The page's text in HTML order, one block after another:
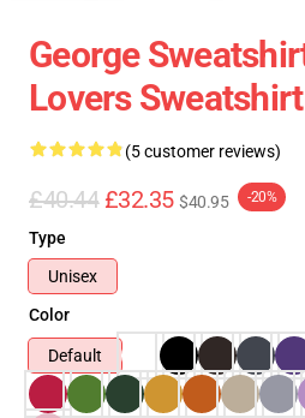
George
Lovers
(5 customer reviews)
£40.44 £32.35 $40.95 -20%
Type
Unisex
Color
Default